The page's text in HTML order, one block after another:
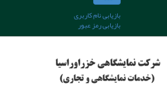
بازیابی نام کاربری
بازیابی رمز عبور